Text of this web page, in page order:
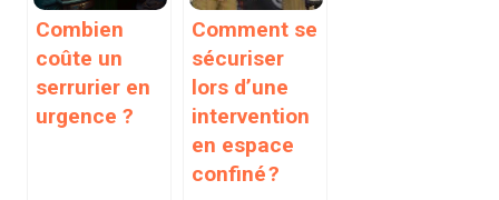
Combien
coûte un
serrurier en
urgence ?
Comment se
sécuriser
lors d’une
intervention
en espace
confiné ?